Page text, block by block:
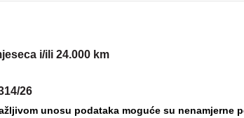
i/ili 24.000 km
26
unosu podataka moguće su